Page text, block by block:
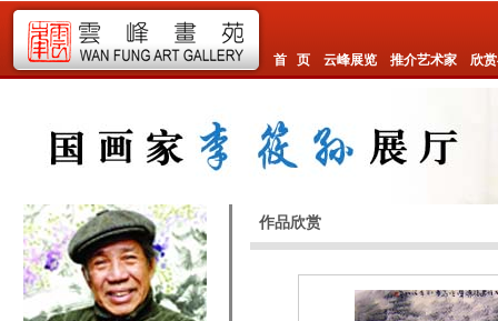
首 页 云峰展览 推介艺术家 欣
作品欣赏